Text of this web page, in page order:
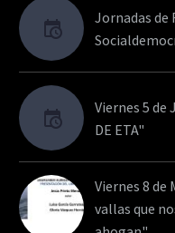
Jornadas de
Viernes 5
DE ETA"
Viernes 8 de
vallas que